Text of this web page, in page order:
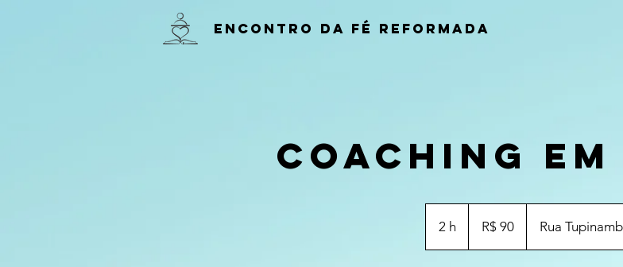
ENCONTRO DA FÉ REFORMADA
Coaching
2 h2
h
brasileiros
R$ 90 Rua